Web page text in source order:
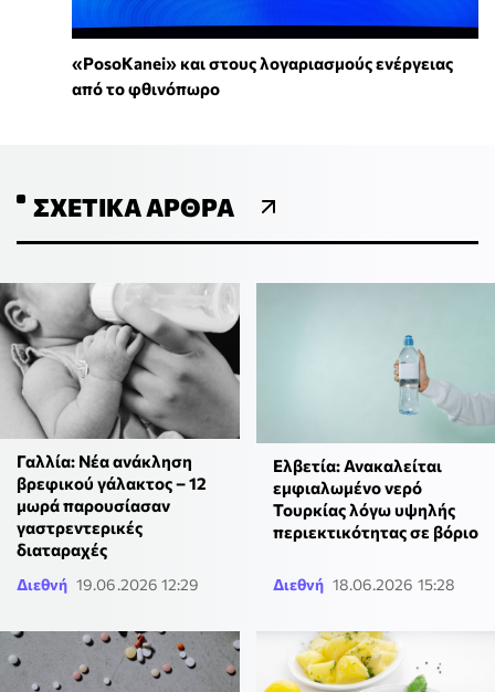
«PosoKanei» και στους λογαριασμούς ενέργειας
από το φθινόπωρο
ΣΧΕΤΙΚΆ ΆΡΘΡΑ
Γαλλία: Νέα ανάκληση
βρεφικού γάλακτος – 12
μωρά παρουσίασαν
γαστρεντερικές
διαταραχές
Διεθνή 19.06.2026 12:29
Ελβετία: Ανακαλείται
εμφιαλωμένο νερό
Τουρκίας λόγω υψηλής
περιεκτικότητας σε βόριο
Διεθνή 18.06.2026 15:28